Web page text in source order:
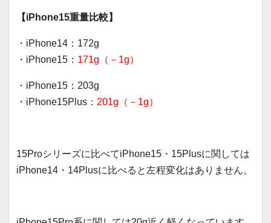
【iPhone15重量比較】
・iPhone14：172g
・iPhone15： 171g（－1g）
・iPhone15：203g
・iPhone15Plus： 201g（－1g）
15Proシリーズに比べてiPhone15・15Plusに関しては
iPhone14・14Plusに比べると左程変化はありません。